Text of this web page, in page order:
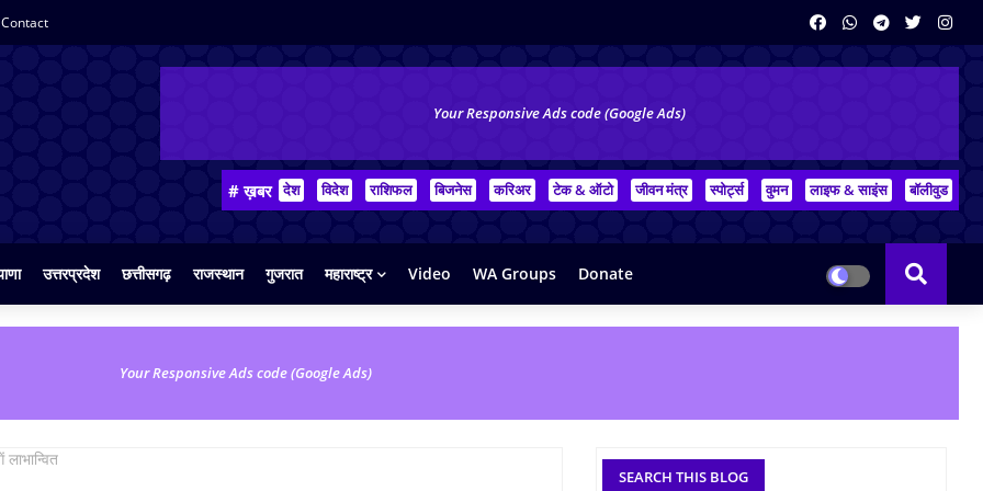
Contact
Your Responsive Ads code (Google Ads)
# ख़बर देश विदेश राशिफल बिजनेस करिअर टेक & ऑटो जीवन मंत्र स्पोर्ट्स वुमन लाइफ & साइंस बॉलीवुड
उत्तरप्रदेश छत्तीसगढ़ राजस्थान गुजरात महाराष्ट्र Video WA Groups Donate
Your Responsive Ads code (Google Ads)
SEARCH THIS BLOG